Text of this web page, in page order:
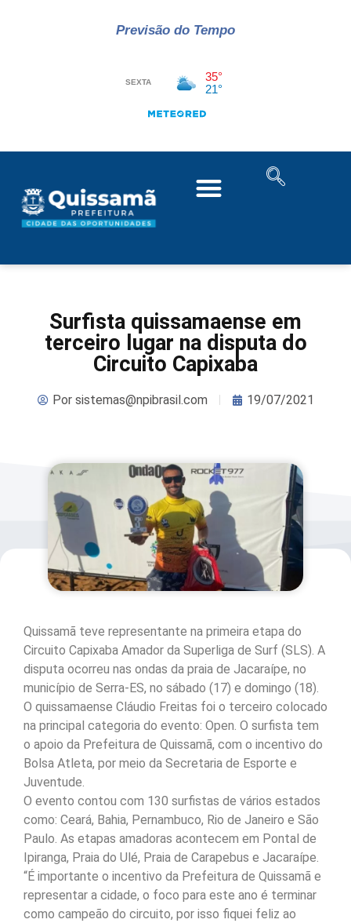
Previsão do Tempo
Surfista quissamaense em
terceiro lugar na disputa do
Circuito Capixaba
Porsistemas@npibrasil.com 19/07/2021
Quissamã teve representante na primeira etapa do
Circuito Capixaba Amador da Superliga de Surf (SLS). A
disputa ocorreu nas ondas da praia de Jacaraípe, no
município de Serra-ES, no sábado (17) e domingo (18).
O quissamaense Cláudio Freitas foi o terceiro colocado
na principal categoria do evento: Open. O surfista tem
o apoio da Prefeitura de Quissamã, com o incentivo do
Bolsa Atleta, por meio da Secretaria de Esporte e
Juventude.
O evento contou com 130 surfistas de vários estados
como: Ceará, Bahia, Pernambuco, Rio de Janeiro e São
Paulo. As etapas amadoras acontecem em Pontal de
Ipiranga, Praia do Ulé, Praia de Carapebus e Jacaraípe.
“É importante o incentivo da Prefeitura de Quissamã e
representar a cidade, o foco para este ano é terminar
como campeão do circuito, por isso fiquei feliz ao